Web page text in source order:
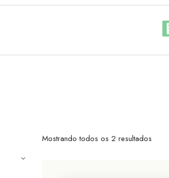
Mostrando todos os 2 resultados